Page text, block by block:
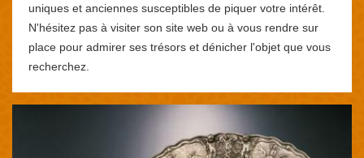
uniques et anciennes susceptibles de piquer votre intérêt.
N'hésitez pas à visiter son site web ou à vous rendre sur
place pour admirer ses trésors et dénicher l'objet que vous
recherchez.